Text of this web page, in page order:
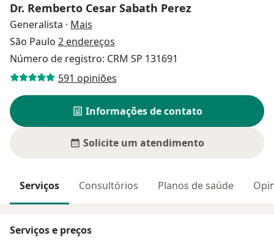
Dr. Remberto Cesar Sabath Perez
Generalista · Mais
São Paulo 2 endereços
Número de registro: CRM SP 131691
591 opiniões
Informações de contato
Solicite um atendimento
Serviços Consultórios Planos de saúde
Serviços e preços